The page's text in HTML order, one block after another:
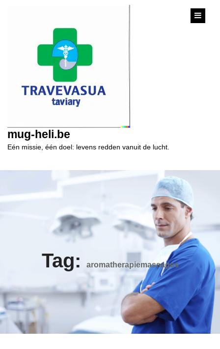
mug-heli.be
Eén missie, één doel: levens redden vanuit de lucht.
Tag: aromatherapiemassages